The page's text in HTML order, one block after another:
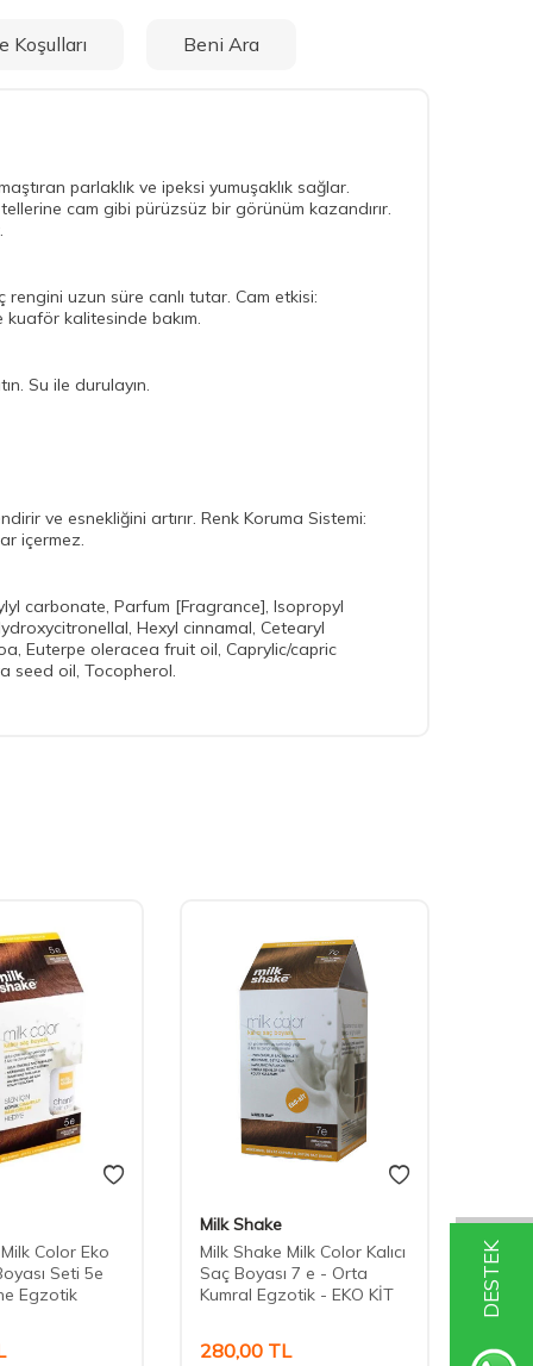
DESTEK
Koşulları Beni Ara
parlaklık ve ipeksi yumuşaklık sağlar.
cam gibi pürüzsüz bir görünüm kazandırır.
rengini uzun süre canlı tutar. Cam etkisi:
kuaför kalitesinde bakım.
Su ile durulayın.
ve esnekliğini artırır. Renk Koruma Sistemi:
içermez.
carbonate, Parfum [Fragrance], Isopropyl
Hexyl cinnamal, Cetearyl
Euterpe oleracea fruit oil, Caprylic/capric
seed oil, Tocopherol.
Color Eko
Seti 5e
Egzotik
Milk Shake
Milk Shake Milk Color Kalıcı
Saç Boyası 7 e - Orta
Kumral Egzotik - EKO KİT
280,00 TL
Milk
Milk
Saç